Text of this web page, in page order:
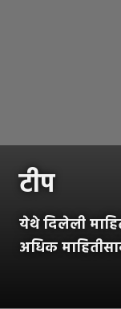
टीप
येथे दिलेली
अधिक